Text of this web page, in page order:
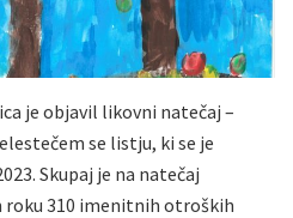
je objavil likovni natečaj –
se listju, ki se je
Skupaj je na natečaj
roku 310 imenitnih otroških